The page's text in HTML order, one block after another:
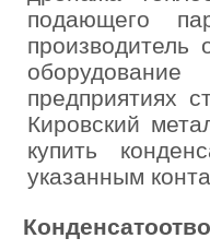
подающего
производитель
предприятиях
Кировский
купить
указанным